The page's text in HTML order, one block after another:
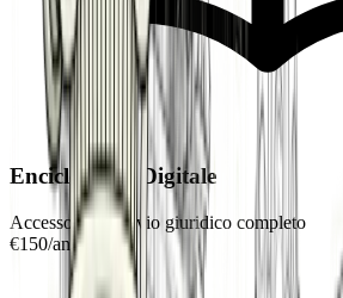
Enciclopedia Digitale
Accesso all'archivio giuridico completo
€150/anno